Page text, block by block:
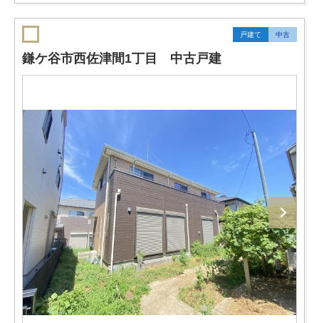
戸建て 中古
鎌ケ谷市西佐津間1丁目 中古戸建